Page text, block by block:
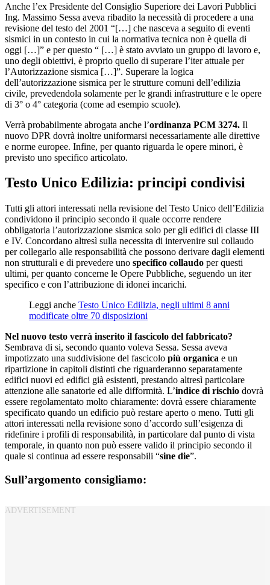
Anche l’ex Presidente del Consiglio Superiore dei Lavori Pubblici
Ing. Massimo Sessa aveva ribadito la necessità di procedere a una
revisione del testo del 2001 “[…] che nasceva a seguito di eventi
sismici in un contesto in cui la normativa tecnica non è quella di
oggi […]” e per questo “ […] è stato avviato un gruppo di lavoro e,
uno degli obiettivi, è proprio quello di superare l’iter attuale per
l’Autorizzazione sismica […]”. Superare la logica
dell’autorizzazione sismica per le strutture comuni dell’edilizia
civile, prevedendola solamente per le grandi infrastrutture e le opere
di 3° o 4° categoria (come ad esempio scuole).
Verrà probabilmente abrogata anche l’ordinanza PCM 3274. Il
nuovo DPR dovrà inoltre uniformarsi necessariamente alle direttive
e norme europee. Infine, per quanto riguarda le opere minori, è
previsto uno specifico articolato.
Testo Unico Edilizia: principi condivisi
Tutti gli attori interessati nella revisione del Testo Unico dell’Edilizia
condividono il principio secondo il quale occorre rendere
obbligatoria l’autorizzazione sismica solo per gli edifici di classe III
e IV. Concordano altresì sulla necessita di intervenire sul collaudo
per collegarlo alle responsabilità che possono derivare dagli elementi
non strutturali e di prevedere uno specifico collaudo per questi
ultimi, per quanto concerne le Opere Pubbliche, seguendo un iter
specifico e con l’attribuzione di idonei incarichi.
Leggi anche Testo Unico Edilizia, negli ultimi 8 anni
modificate oltre 70 disposizioni
Nel nuovo testo verrà inserito il fascicolo del fabbricato?
Sembrava di si, secondo quanto voleva Sessa. Sessa aveva
impotizzato una suddivisione del fascicolo più organica e un
ripartizione in capitoli distinti che riguarderanno separatamente
edifici nuovi ed edifici già esistenti, prestando altresì particolare
attenzione alle sanatorie ed alle difformità. L’indice di rischio dovrà
essere regolamentato molto chiaramente: dovrà essere chiaramente
specificato quando un edificio può restare aperto o meno. Tutti gli
attori interessati nella revisione sono d’accordo sull’esigenza di
ridefinire i profili di responsabilità, in particolare dal punto di vista
temporale, in quanto non può essere valido il principio secondo il
quale si continua ad essere responsabili “sine die”.
Sull’argomento consigliamo: